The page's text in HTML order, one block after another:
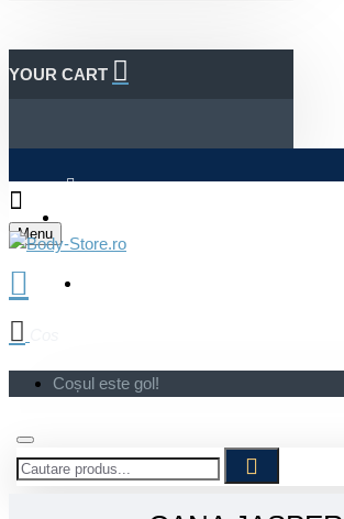
YOUR CART
Menu
Coșul este gol!